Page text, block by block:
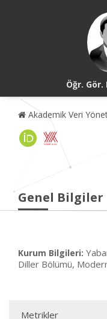
Öğr. Gör.
Akademik Veri
Genel Bilgiler
Kurum Bilgileri:
Diller Bölümü,
Metrikler